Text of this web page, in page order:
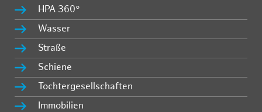
HPA 360°
Wasser
Straße
Schiene
Tochtergesellschaften
Immobilien